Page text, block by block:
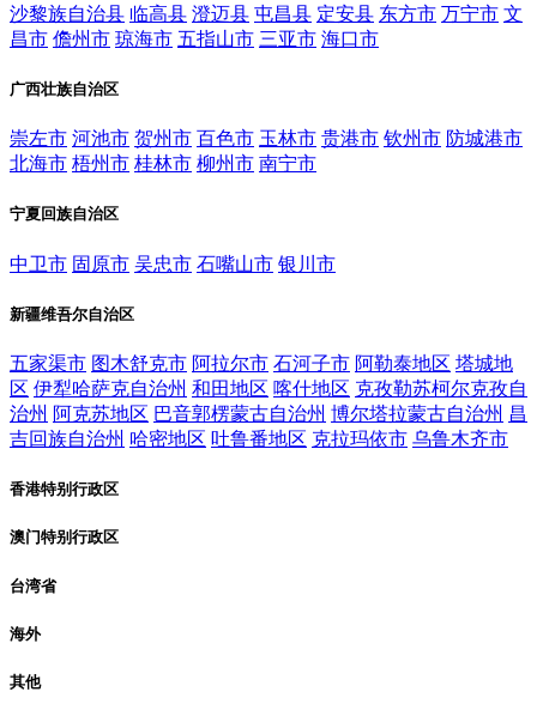
沙黎族自治县 临高县 澄迈县 屯昌县 定安县 东方市 万宁市 文
昌市 儋州市 琼海市 五指山市 三亚市 海口市
广西壮族自治区
崇左市 河池市 贺州市 百色市 玉林市 贵港市 钦州市 防城港市
北海市 梧州市 桂林市 柳州市 南宁市
宁夏回族自治区
中卫市 固原市 吴忠市 石嘴山市 银川市
新疆维吾尔自治区
五家渠市 图木舒克市 阿拉尔市 石河子市 阿勒泰地区 塔城地
区 伊犁哈萨克自治州 和田地区 喀什地区 克孜勒苏柯尔克孜自
治州 阿克苏地区 巴音郭楞蒙古自治州 博尔塔拉蒙古自治州 昌
吉回族自治州 哈密地区 吐鲁番地区 克拉玛依市 乌鲁木齐市
香港特别行政区
澳门特别行政区
台湾省
海外
其他